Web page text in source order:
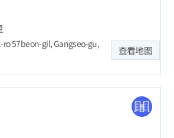
ro 57beon-gil, Gangseo-gu,
查看地图